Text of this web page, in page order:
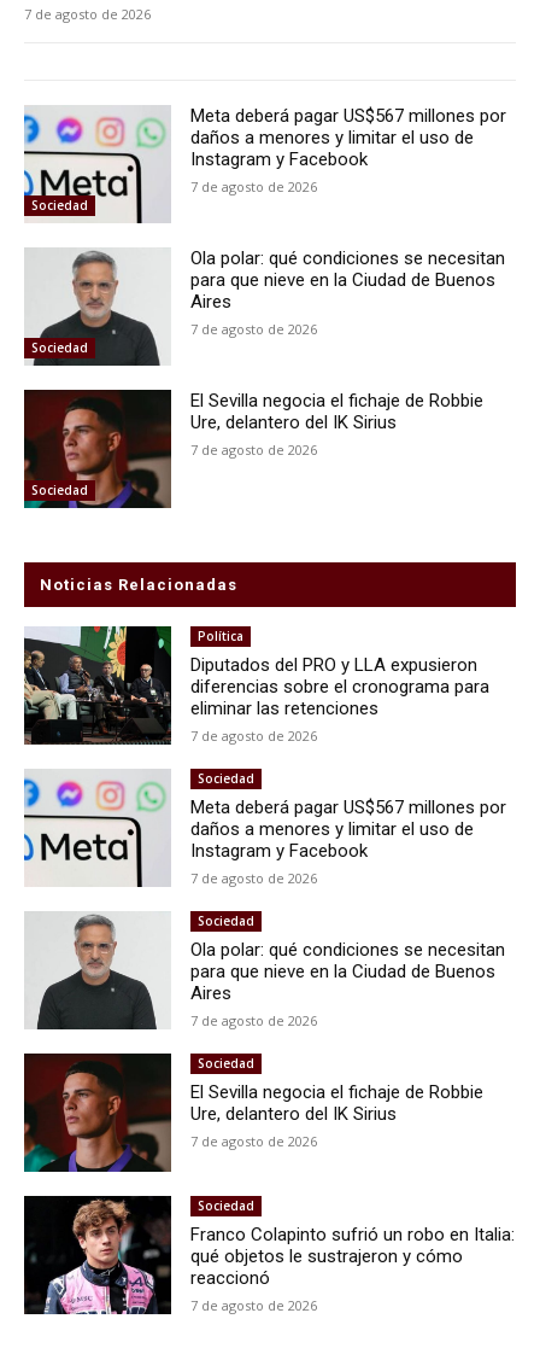
7 de agosto de 2026
Sociedad
Meta deberá pagar US$567 millones por
daños a menores y limitar el uso de
Instagram y Facebook
7 de agosto de 2026
Sociedad
Ola polar: qué condiciones se necesitan
para que nieve en la Ciudad de Buenos
Aires
7 de agosto de 2026
Sociedad
El Sevilla negocia el fichaje de Robbie
Ure, delantero del IK Sirius
7 de agosto de 2026
Noticias Relacionadas
Política
Diputados del PRO y LLA expusieron
diferencias sobre el cronograma para
eliminar las retenciones
7 de agosto de 2026
Sociedad
Meta deberá pagar US$567 millones por
daños a menores y limitar el uso de
Instagram y Facebook
7 de agosto de 2026
Sociedad
Ola polar: qué condiciones se necesitan
para que nieve en la Ciudad de Buenos
Aires
7 de agosto de 2026
Sociedad
El Sevilla negocia el fichaje de Robbie
Ure, delantero del IK Sirius
7 de agosto de 2026
Sociedad
Franco Colapinto sufrió un robo en Italia:
qué objetos le sustrajeron y cómo
reaccionó
7 de agosto de 2026